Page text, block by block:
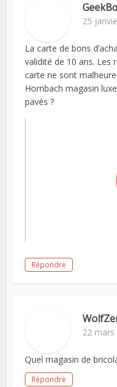
25
La carte de bons
validité de 10 ans. Les
carte ne sont
Hornbach magasin
pavés ?
Répondre
22
Quel magasin de
Répondre